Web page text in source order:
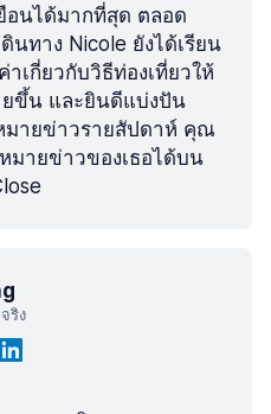
อนได้มากที่สุด ตลอด
นทาง Nicole ยังได้เรียน
เกี่ยวกับวิธีท่องเที่ยวให้
ยขึ้น และยินดีแบ่งปัน
มายข่าวรายสัปดาห์ คุณ
มายข่าวของเธอได้บน
ริง